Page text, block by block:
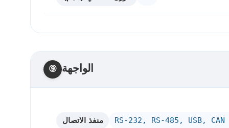
⑨ الواجهة
منفذ الاتصال